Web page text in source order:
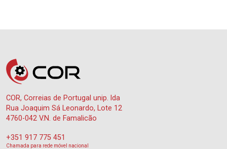
COR, Correias de Portugal unip. lda
Rua Joaquim Sá Leonardo, Lote 12
4760-042 V.N. de Famalicão
+351 917 775 451
Chamada para rede móvel nacional